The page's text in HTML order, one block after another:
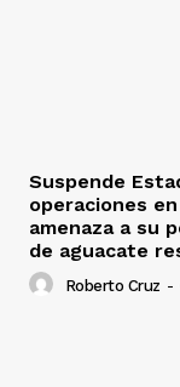
Suspende
operaciones
amenaza a su
de aguacate
Roberto Cruz -